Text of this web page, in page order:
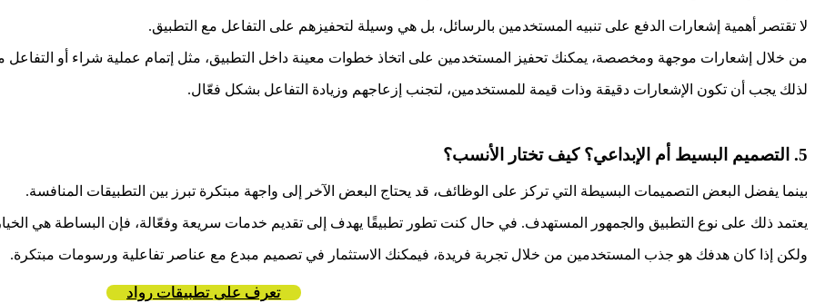
لا تقتصر أهمية إشعارات الدفع على تنبيه المستخدمين بالرسائل، بل هي وسيلة لتحفيزهم على التفاعل مع التطبيق.
من خلال إشعارات موجهة ومخصصة، يمكنك تحفيز المستخدمين على اتخاذ خطوات معينة داخل التطبيق، مثل إتمام عملية شراء أو
لذلك يجب أن تكون الإشعارات دقيقة وذات قيمة للمستخدمين، لتجنب إزعاجهم وزيادة التفاعل بشكل فعّال.
5. التصميم البسيط أم الإبداعي؟ كيف تختار الأنسب؟
بينما يفضل البعض التصميمات البسيطة التي تركز على الوظائف، قد يحتاج البعض الآخر إلى واجهة مبتكرة تبرز بين التطبيقات المنافسة.
يعتمد ذلك على نوع التطبيق والجمهور المستهدف. في حال كنت تطور تطبيقًا يهدف إلى تقديم خدمات سريعة وفعّالة، فإن البساطة هي
ولكن إذا كان هدفك هو جذب المستخدمين من خلال تجربة فريدة، فيمكنك الاستثمار في تصميم مبدع مع عناصر تفاعلية ورسومات مبتكرة.
تعرف على تطبيقات رواد